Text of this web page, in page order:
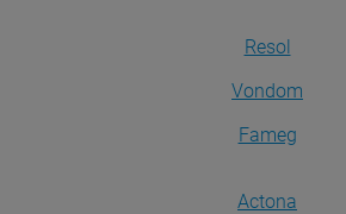
Resol
Vondom
Fameg
Actona